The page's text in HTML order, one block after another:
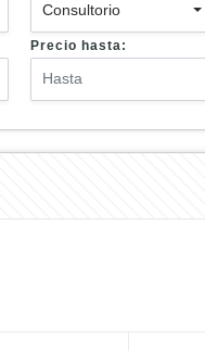
Consultorio
Precio hasta: